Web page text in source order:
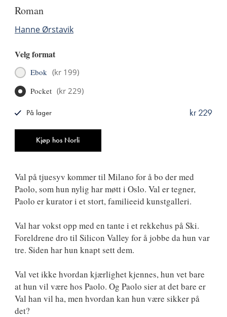
roman
Hanne Ørstavik
Velg format
Ebok (kr 199)
Pocket (kr 229)
Kjøp hos Norli
kr 229
På lager
Val på tjuesyv kommer til Milano for å bo der med
Paolo, som hun nylig har møtt i Oslo. Val er tegner,
Paolo er kurator i et stort, familieeid kunstgalleri.
Val har vokst opp med en tante i et rekkehus på Ski.
Foreldrene dro til Silicon Valley for å jobbe da hun var
tre. Siden har hun knapt sett dem.
Val vet ikke hvordan kjærlighet kjennes, hun vet bare
at hun vil være hos Paolo. Og Paolo sier at det bare er
Val han vil ha, men hvordan kan hun være sikker på
det?